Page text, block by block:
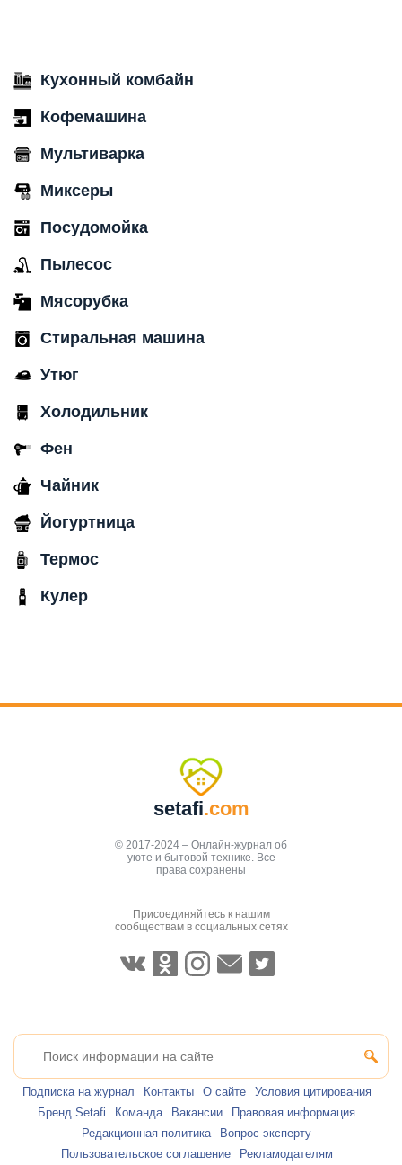
Кухонный комбайн
Кофемашина
Мультиварка
Миксеры
Посудомойка
Пылесос
Мясорубка
Стиральная машина
Утюг
Холодильник
Фен
Чайник
Йогуртница
Термос
Кулер
setafi.com
© 2017-2024 – Онлайн-журнал об
уюте и бытовой технике. Все
права сохранены
Присоединяйтесь к нашим
сообществам в социальных сетях
Подписка на журнал Контакты О сайте
Условия цитирования
Бренд Setafi
Команда Вакансии
Правовая информация
Редакционная политика
Вопрос эксперту
Пользовательское соглашение
Рекламодателям